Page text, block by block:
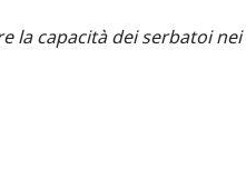
la capacità dei serbatoi nei